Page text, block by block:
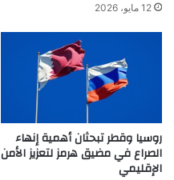
12 مايو، 2026
روسيا وقطر تبحثان أهمية إنهاء
الصراع في مضيق هرمز لتعزيز الأمن
الإقليمي